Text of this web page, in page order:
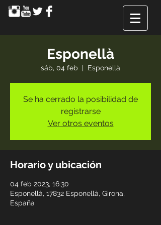
Esponellà
sáb, 04 feb
  |
Esponellà
Se ha cerrado la posibilidad de
registrarse
Ver otros eventos
Horario y ubicación
04 feb 2023, 16:30
Esponellà, 17832 Esponellà, Girona,
España